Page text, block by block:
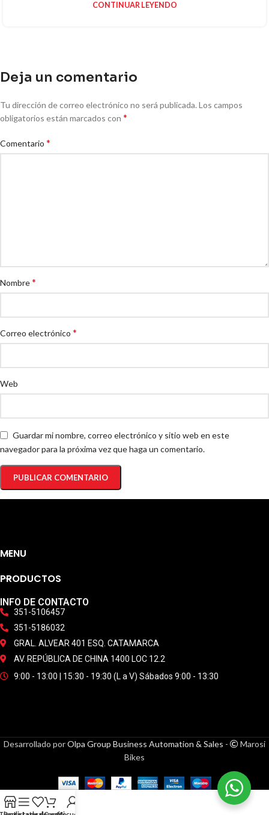
CONTINUAR LEYENDO
Deja un comentario
Tu dirección de correo electrónico no será publicada. Los campos
obligatorios están marcados con *
Comentario *
Nombre*
Correo electrónico *
Web
Guardar mi nombre, correo electrónico y sitio web en este
navegador para la próxima vez que haga un comentario.
MENU
PRODUCTOS
INFO DE CONTACTO
351-5106457
351-5186032
GRAL. ALVEAR 401 ESQ. CATAMARCA
AV. REPÚBLICA DE CHINA 1400 LOC 12.2
9:00 - 13:00 | 15:30 - 19:30 (L a V) Sábados 9:00 - 13:30
Desarrollado porOlpa Group Business Automation & Sales -
Marosi
Bikes